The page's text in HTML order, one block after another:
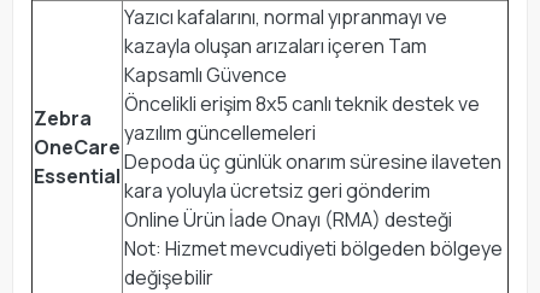
Zebra
OneCare
Essential
Yazıcı kafalarını, normal yıpranmayı ve
kazayla oluşan arızaları içeren Tam
Kapsamlı Güvence
Öncelikli erişim 8x5 canlı teknik destek ve
yazılım güncellemeleri
Depoda üç günlük onarım süresine ilaveten
kara yoluyla ücretsiz geri gönderim
Online Ürün İade Onayı (RMA) desteği
Not: Hizmet mevcudiyeti bölgeden bölgeye
değişebilir